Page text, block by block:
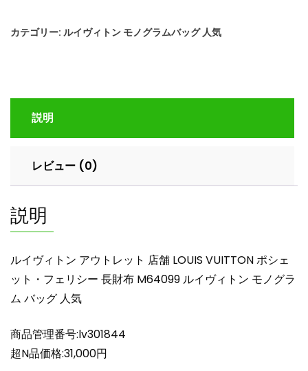
ト
ト
ッ
舗
VUITTON
ポ
ェ
ッ
ト・
ェ
リ
カテゴリー: ルイヴィトン モノグラムバッグ 人気
説明
レビュー (0)
説明
ルイヴィトン アウトレット 店舗 LOUIS VUITTON ポシェ
ット・フェリシー 長財布 M64099 ルイヴィトン モノグラ
ム バッグ 人気
商品管理番号:lv301844
超N品価格:31,000円